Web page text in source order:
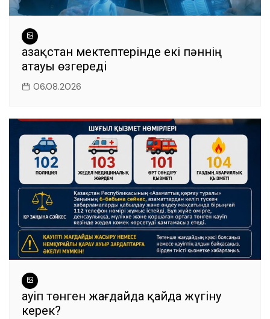
Қазақстан мектептерінде екі пәннің
атауы өзгереді
06.08.2026
Қауіп төнген жағдайда қайда жүгіну
керек?